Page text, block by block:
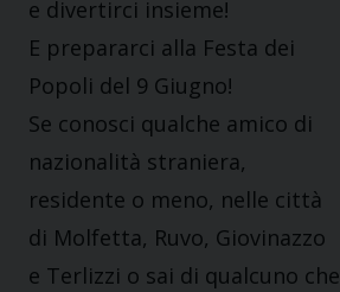
e divertirci insieme!
E prepararci alla Festa dei
Popoli del 9 Giugno!
Se conosci qualche amico di
nazionalità straniera,
residente o meno, nelle città
di Molfetta, Ruvo, Giovinazzo
e Terlizzi o sai di qualcuno che